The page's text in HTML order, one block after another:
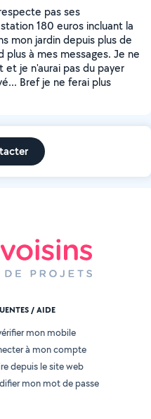
pas ses
180 euros incluant la
mon jardin depuis plus de
à mes messages. Je ne
et je n'aurai pas du payer
Bref je ne ferai plus
/ AIDE
mon mobile
à mon compte
depuis le site web
mon mot de passe